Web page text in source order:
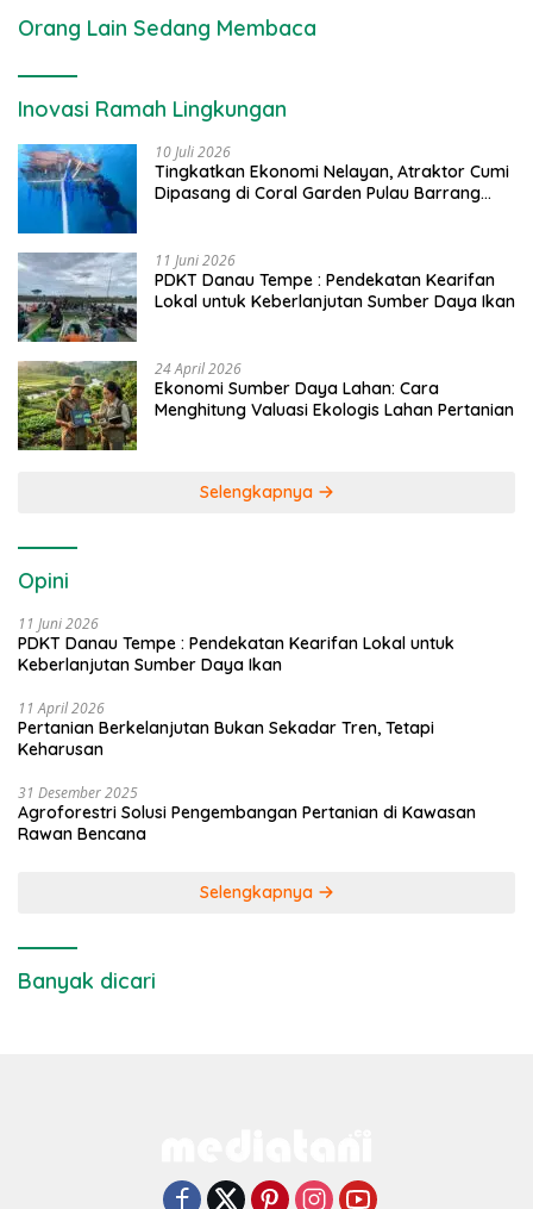
Orang Lain Sedang Membaca
Inovasi Ramah Lingkungan
10 Juli 2026
Tingkatkan Ekonomi Nelayan, Atraktor Cumi
Dipasang di Coral Garden Pulau Barrang
11 Juni 2026
PDKT Danau Tempe : Pendekatan Kearifan
Lokal untuk Keberlanjutan Sumber Daya Ikan
24 April 2026
Ekonomi Sumber Daya Lahan: Cara
Menghitung Valuasi Ekologis Lahan Pertanian
Selengkapnya
Opini
11 Juni 2026
PDKT Danau Tempe : Pendekatan Kearifan Lokal untuk
Keberlanjutan Sumber Daya Ikan
11 April 2026
Pertanian Berkelanjutan Bukan Sekadar Tren, Tetapi
Keharusan
31 Desember 2025
Agroforestri Solusi Pengembangan Pertanian di Kawasan
Rawan Bencana
Selengkapnya
Banyak dicari